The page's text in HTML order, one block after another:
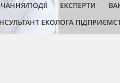
ПОДІЇ ЕКСПЕРТИ
ЕКОЛОГА